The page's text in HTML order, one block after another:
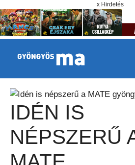
x Hirdetés
IDÉN IS
NÉPSZERŰ